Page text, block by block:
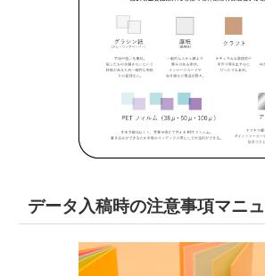
データ入稿時の注意事項マニ